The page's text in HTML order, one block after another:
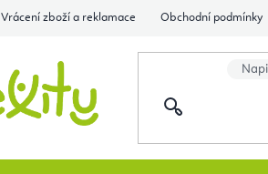
Vrácení zboží a reklamace Obchodní podmínky